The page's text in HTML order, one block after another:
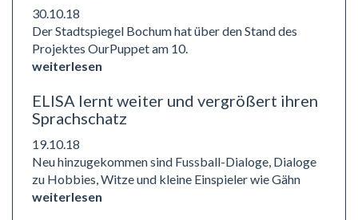
30.10.18
Der Stadtspiegel Bochum hat über den Stand des
Projektes OurPuppet am 10.
weiterlesen
ELISA lernt weiter und vergrößert ihren
Sprachschatz
19.10.18
Neu hinzugekommen sind Fussball-Dialoge, Dialoge
zu Hobbies, Witze und kleine Einspieler wie Gähn
weiterlesen